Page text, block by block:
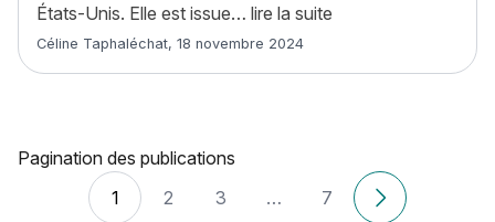
États-Unis. Elle est issue… lire la suite
Article rédigé par
Céline Taphaléchat, 18 novembre 2024
Pagination des publications
1
2 3 … 7
Anciens